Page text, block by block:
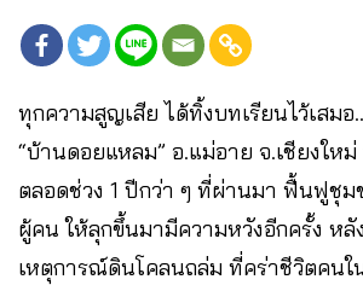
ทุกความสูญเสีย ได้ทิ้งบทเรียนไว้เสมอ
“บ้านดอยแหลม” อ.แม่อาย จ.เชียงใหม่
ตลอดช่วง 1 ปีกว่า ๆ ที่ผ่านมา ฟื้นฟูชุม
ผู้คน ให้ลุกขึ้นมามีความหวังอีกครั้ง ห
เหตุการณ์ดินโคลนถล่ม ที่คร่าชีวิตคน